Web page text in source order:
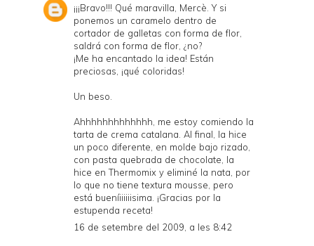
¡¡¡Bravo!!! Qué maravilla, Mercè. Y si
ponemos un caramelo dentro de
cortador de galletas con forma de flor,
saldrá con forma de flor, ¿no?
¡Me ha encantado la idea! Están
preciosas, ¡qué coloridas!
Un beso.
Ahhhhhhhhhhhhh, me estoy comiendo la
tarta de crema catalana. Al final, la hice
un poco diferente, en molde bajo rizado,
con pasta quebrada de chocolate, la
hice en Thermomix y eliminé la nata, por
lo que no tiene textura mousse, pero
está bueníiiiiiisima. ¡Gracias por la
estupenda receta!
16 de setembre del 2009, a les 8:42